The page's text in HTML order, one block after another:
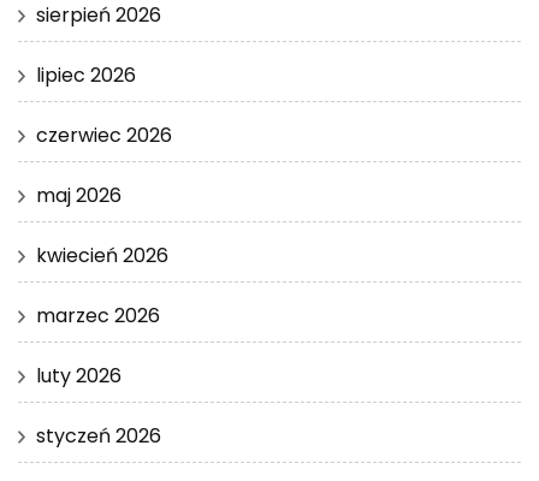
sierpień 2026
lipiec 2026
czerwiec 2026
maj 2026
kwiecień 2026
marzec 2026
luty 2026
styczeń 2026